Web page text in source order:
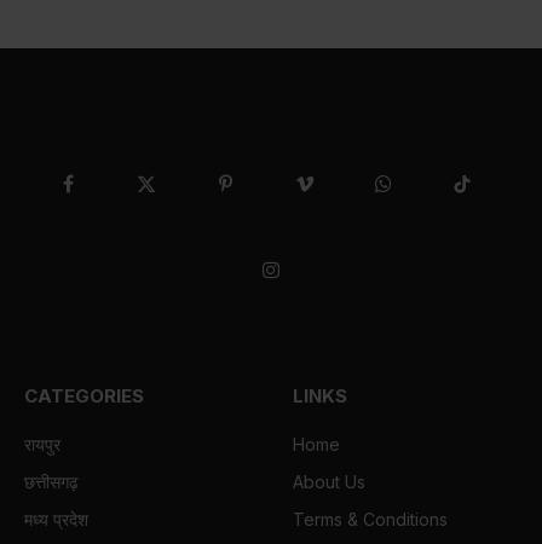
FacebookX
Pinterest Vimeo WhatsAppTikTok
Instagram
CATEGORIES
रायपुर
छत्तीसगढ़
मध्य प्रदेश
LINKS
Home
About Us
Terms & Conditions